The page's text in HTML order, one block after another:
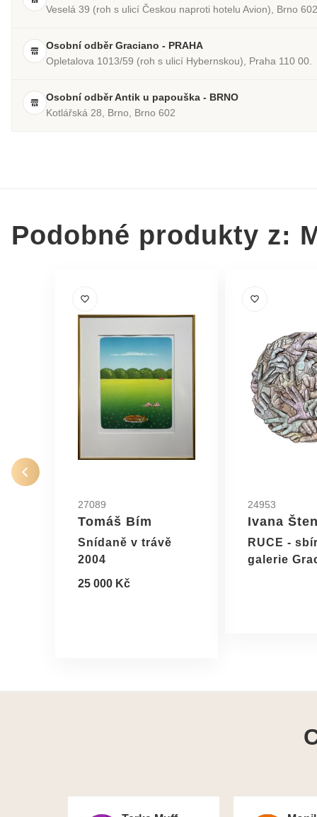
Veselá 39 (roh s ulicí Českou naproti hotelu Avion), Brno 602
Osobní odběr Graciano - PRAHA
Opletalova 1013/59 (roh s ulicí Hybernskou), Praha 110 00.
Osobní odběr Antik u papouška - BRNO
Kotlářská 28, Brno, Brno 602
Podobné produkty z:
27089
Tomáš Bím
Snídaně v trávě
2004
25 000 Kč
24953
Ivana
RUCE -
galerie